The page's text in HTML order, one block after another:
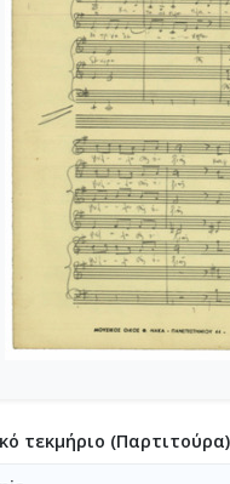
003-Sc-036-213-Στην
003-Sc-036-214-Τα
003-Sc-036-215-
003-Sc-036-216-Twelve
003-Sc-036-217-
003-Sc-037-218-Εχθρός
003-Sc-038-219-Sauspiel
003-Sc-038-220-Der
003-Sc-038-221-
003-Sc-038-222-Actas
003-Sc-039-223-Της
003-Sc-039-224-Ταξίδι
003-Sc-039-228-Λυρικά
τεκμήριο (Παρτιτούρα)